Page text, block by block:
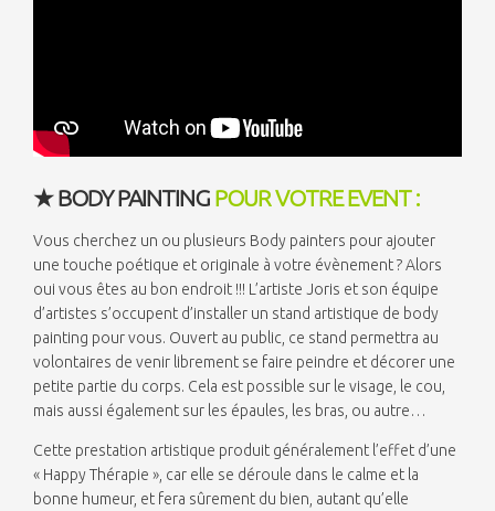
★ BODY PAINTING POUR VOTRE EVENT :
Vous cherchez un ou plusieurs Body painters pour ajouter
une touche poétique et originale à votre évènement ? Alors
oui vous êtes au bon endroit !!! L’artiste Joris et son équipe
d’artistes s’occupent d’installer un stand artistique de body
painting pour vous. Ouvert au public, ce stand permettra au
volontaires de venir librement se faire peindre et décorer une
petite partie du corps. Cela est possible sur le visage, le cou,
mais aussi également sur les épaules, les bras, ou autre…
Cette prestation artistique produit généralement l’effet d’une
« Happy Thérapie », car elle se déroule dans le calme et la
bonne humeur, et fera sûrement du bien, autant qu’elle